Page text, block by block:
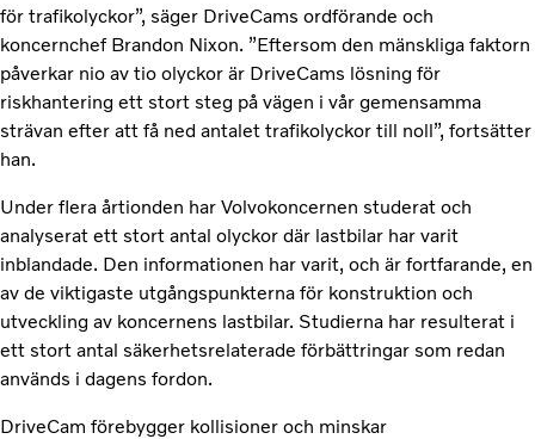
för trafikolyckor”, säger DriveCams ordförande och
koncernchef Brandon Nixon. ”Eftersom den mänskliga faktorn
påverkar nio av tio olyckor är DriveCams lösning för
riskhantering ett stort steg på vägen i vår gemensamma
strävan efter att få ned antalet trafikolyckor till noll”, fortsätter
han.
Under flera årtionden har Volvokoncernen studerat och
analyserat ett stort antal olyckor där lastbilar har varit
inblandade. Den informationen har varit, och är fortfarande, en
av de viktigaste utgångspunkterna för konstruktion och
utveckling av koncernens lastbilar. Studierna har resulterat i
ett stort antal säkerhetsrelaterade förbättringar som redan
används i dagens fordon.
DriveCam förebygger kollisioner och minskar